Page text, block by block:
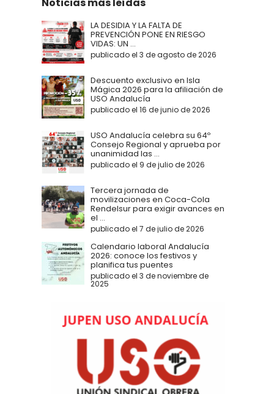
LA DESIDIA Y LA FALTA DE
PREVENCIÓN PONE EN RIESGO
VIDAS: UN ...
publicado el 3 de agosto de 2026
Descuento exclusivo en Isla
Mágica 2026 para la afiliación de
USO Andalucía
publicado el 16 de junio de 2026
USO Andalucía celebra su 64º
Consejo Regional y aprueba por
unanimidad las ...
publicado el 9 de julio de 2026
Tercera jornada de
movilizaciones en Coca-Cola
Rendelsur para exigir avances en
el ...
publicado el 7 de julio de 2026
Calendario laboral Andalucía
2026: conoce los festivos y
planifica tus puentes
publicado el 3 de noviembre de
2025